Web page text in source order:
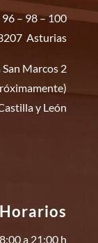
– 98 – 100
Asturias
Marcos 2
y León
Horarios
a 21:00 h